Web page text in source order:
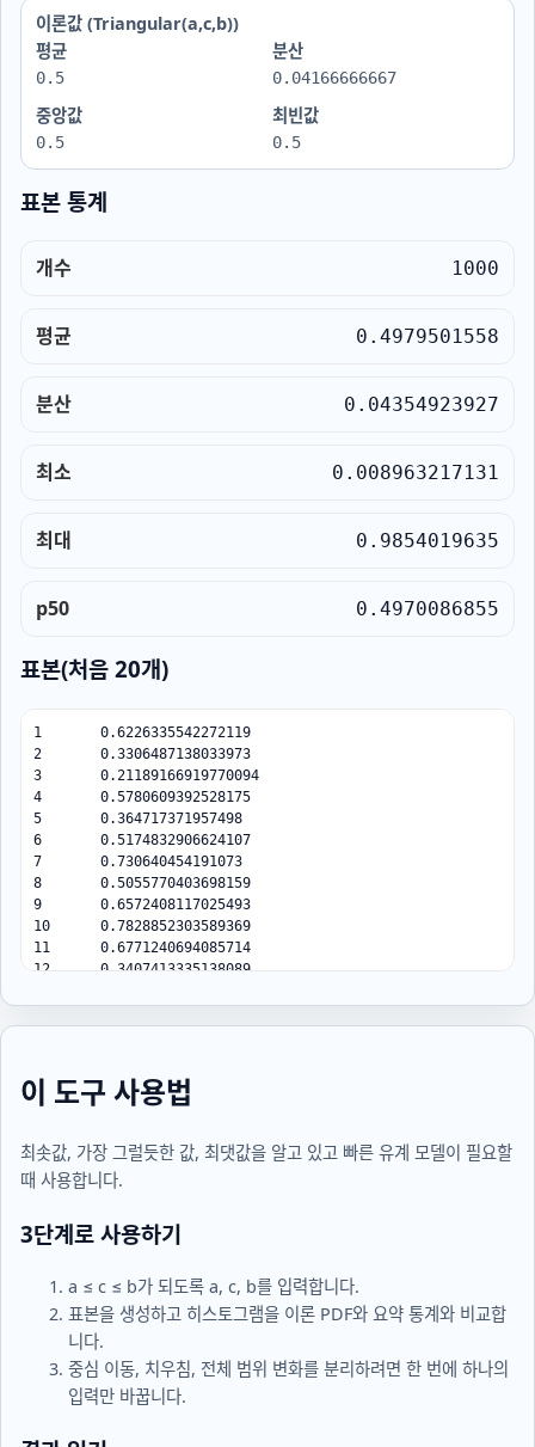
이론값 (Triangular(a,c,b))
평균
0.5
분산
0.04166666667
중앙값
0.5
최빈값
0.5
표본 통계
개수 1000
평균 0.4979501558
분산 0.04354923927
최소 0.008963217131
최대 0.9854019635
p50 0.4970086855
표본(처음 20개)
1	0.6226335542272119
2	0.3306487138033973
3	0.21189166919770094
4	0.5780609392528175
5	0.364717371957498
6	0.5174832906624107
7	0.730640454191073
8	0.5055770403698159
9	0.6572408117025493
10	0.7828852303589369
11	0.6771240694085714
12	0.3407413335138089
17	0.87313979504964
18	0.2535602357669023
20	0.4491166418584428
이 도구 사용법
최솟값, 가장 그럴듯한 값, 최댓값을 알고 있고 빠른 유계 모델이 필요할
때 사용합니다.
3단계로 사용하기
a ≤ c ≤ b가 되도록 a, c, b를 입력합니다.
표본을 생성하고 히스토그램을 이론 PDF와 요약 통계와 비교합
니다.
중심 이동, 치우침, 전체 범위 변화를 분리하려면 한 번에 하나의
입력만 바꿉니다.